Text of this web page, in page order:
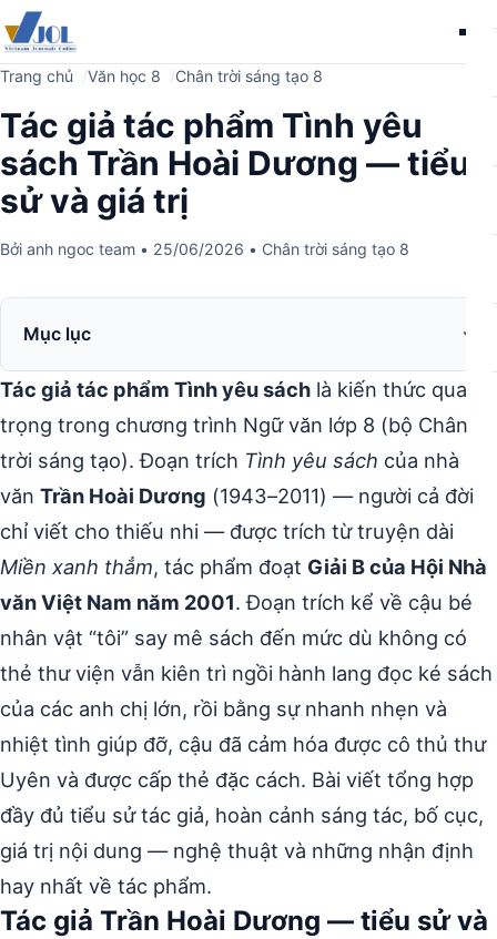
Trang chủ Văn học 8 Chân trời sáng tạo 8
Tác giả tác phẩm Tình yêu
sách Trần Hoài Dương — tiểu
sử và giá trị
Bởi anh ngoc team • 25/06/2026 • Chân trời sáng tạo 8
Mục lục
Tác giả tác phẩm Tình yêu sách là kiến thức quan
trọng trong chương trình Ngữ văn lớp 8 (bộ Chân
trời sáng tạo). Đoạn trích Tình yêu sách của nhà
văn Trần Hoài Dương (1943–2011) — người cả đời
chỉ viết cho thiếu nhi — được trích từ truyện dài
Miền xanh thẳm, tác phẩm đoạt Giải B của Hội Nhà
văn Việt Nam năm 2001. Đoạn trích kể về cậu bé
nhân vật “tôi” say mê sách đến mức dù không có
thẻ thư viện vẫn kiên trì ngồi hành lang đọc ké sách
của các anh chị lớn, rồi bằng sự nhanh nhẹn và
nhiệt tình giúp đỡ, cậu đã cảm hóa được cô thủ thư
Uyên và được cấp thẻ đặc cách. Bài viết tổng hợp
đầy đủ tiểu sử tác giả, hoàn cảnh sáng tác, bố cục,
giá trị nội dung — nghệ thuật và những nhận định
hay nhất về tác phẩm.
Tác giả Trần Hoài Dương — tiểu sử và